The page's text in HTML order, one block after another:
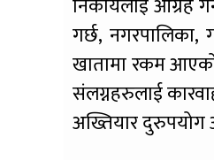
निकायलाई आग्रह
गर्छ, नगरपालिका,
खातामा रकम
संलग्नहरुलाई
अख्तियार दुरुपयोग